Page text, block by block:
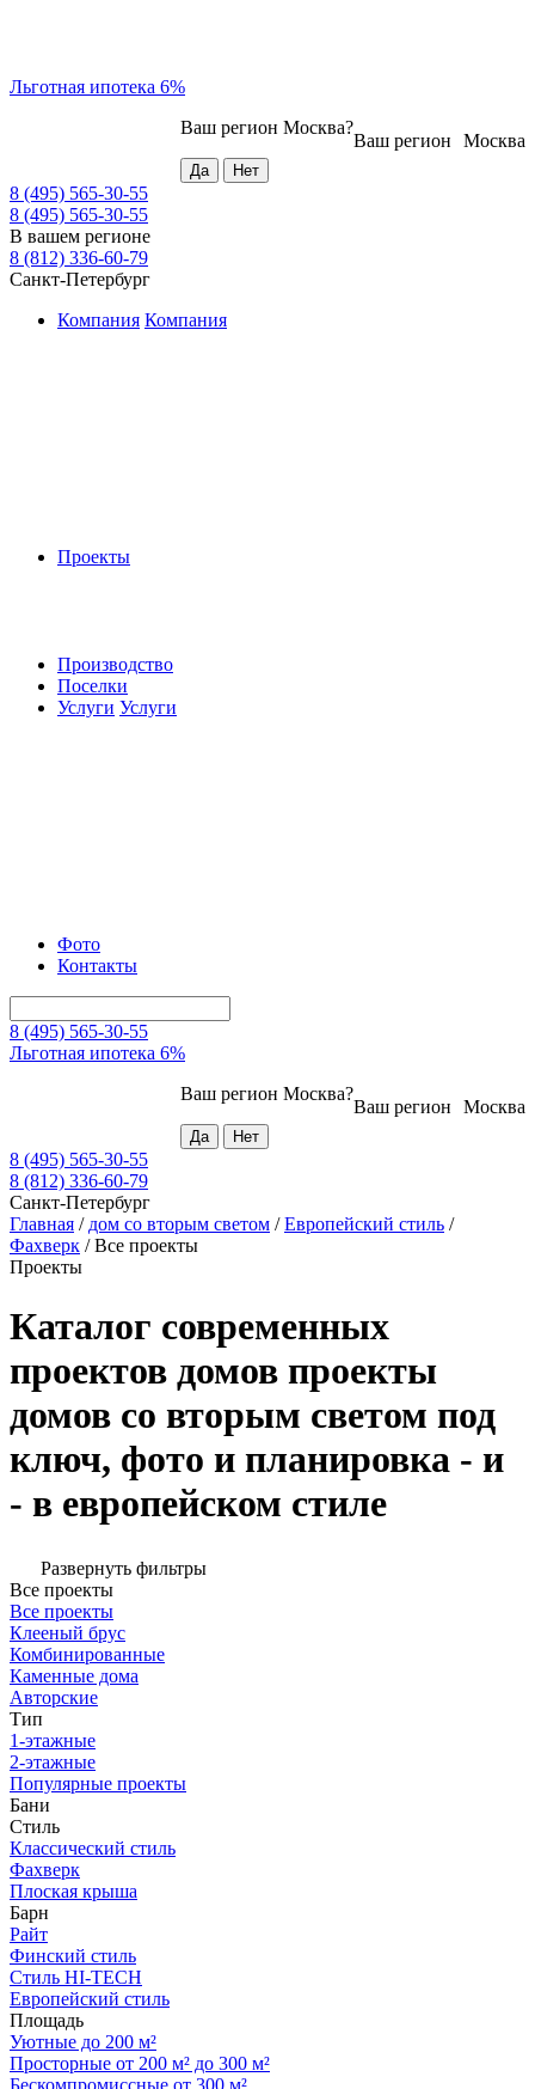
Льготная ипотека 6%
Москва
Ваш регион
Ваш регион Москва?
8 (495) 565-30-55
8 (495) 565-30-55
В вашем регионе
8 (812) 336-60-79
Санкт-Петербург
Компания Компания
Проекты
Производство
Поселки
Услуги Услуги
Фото
Контакты
8 (495) 565-30-55
Льготная ипотека 6%
Москва
Ваш регион
Ваш регион Москва?
8 (495) 565-30-55
8 (812) 336-60-79
Санкт-Петербург
Главная / дом со вторым светом /Европейский стиль /
Фахверк /Все проекты
Проекты
Каталог современных
проектов домов проекты
домов со вторым светом под
ключ, фото и планировка - и
- в европейском стиле
Развернуть фильтры
Все проекты
Все проекты
Клееный брус
Комбинированные
Каменные дома
Авторские
Тип
1-этажные
2-этажные
Популярные проекты
Бани
Стиль
Классический стиль
Фахверк
Плоская крыша
Барн
Райт
Финский стиль
Стиль HI-TECH
Европейский стиль
Площадь
Уютные до 200 м²
Просторные от 200 м² до 300 м²